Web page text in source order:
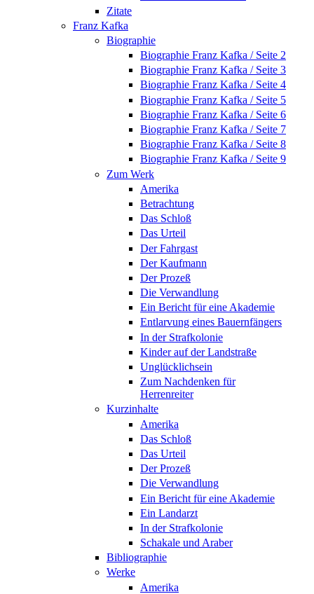
Zitate
Franz Kafka
Biographie
Biographie Franz Kafka / Seite 2
Biographie Franz Kafka / Seite 3
Biographie Franz Kafka / Seite 4
Biographie Franz Kafka / Seite 5
Biographie Franz Kafka / Seite 6
Biographie Franz Kafka / Seite 7
Biographie Franz Kafka / Seite 8
Biographie Franz Kafka / Seite 9
Zum Werk
Amerika
Betrachtung
Das Schloß
Das Urteil
Der Fahrgast
Der Kaufmann
Der Prozeß
Die Verwandlung
Ein Bericht für eine Akademie
Entlarvung eines Bauernfängers
In der Strafkolonie
Kinder auf der Landstraße
Unglücklichsein
Zum Nachdenken für
Herrenreiter
Kurzinhalte
Amerika
Das Schloß
Das Urteil
Der Prozeß
Die Verwandlung
Ein Bericht für eine Akademie
Ein Landarzt
In der Strafkolonie
Schakale und Araber
Bibliographie
Werke
Amerika